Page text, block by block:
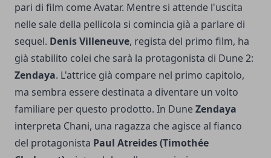
pari di film come Avatar. Mentre si attende l'uscita
nelle sale della pellicola si comincia già a parlare di
sequel. Denis Villeneuve, regista del primo film, ha
già stabilito colei che sarà la protagonista di Dune 2:
Zendaya. L'attrice già compare nel primo capitolo,
ma sembra essere destinata a diventare un volto
familiare per questo prodotto. In DuneZendaya
interpreta Chani, una ragazza che agisce al fianco
del protagonista Paul Atreides (Timothée